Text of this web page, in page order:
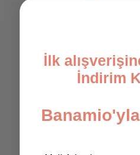
İlk
İndirim